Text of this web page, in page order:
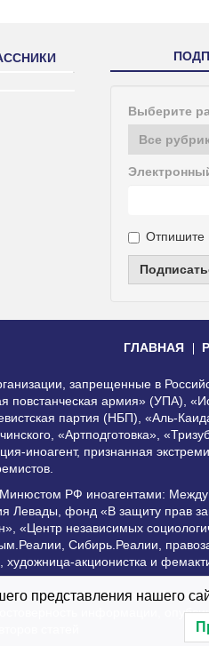
Выберите
Отпишите
ГЛАВНАЯ
запрещенные в
повстанческая армия» (УПА),
партия (НБП), «Аль-
«Артподготовка»,
иноагент, признанная
РФ иноагентами:
фонд «В защиту прав
«Центр независимых
Сибирь.Реалии,
акционистка и
Любое использование
информации,
представления нашего